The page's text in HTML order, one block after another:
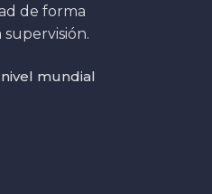
de forma
supervisión.
mundial